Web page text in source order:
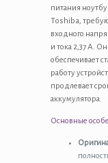
питания
Toshiba,
входного
и тока 2,37 А. Он
обеспечивает
работу
продлевает
аккумулятора.
Основные